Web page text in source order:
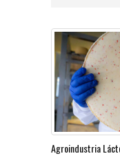
Agroindustria